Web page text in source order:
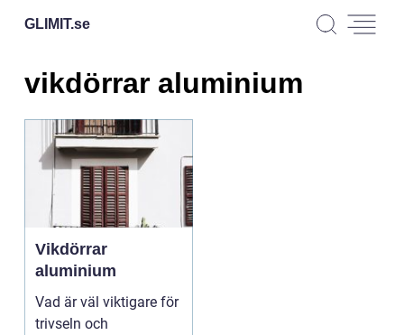
GLIMIT.se
vikdörrar aluminium
Vikdörrar
aluminium
Vad är väl viktigare för
trivseln och